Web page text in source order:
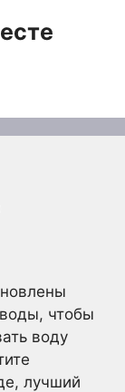
чтобы
воду
лучший